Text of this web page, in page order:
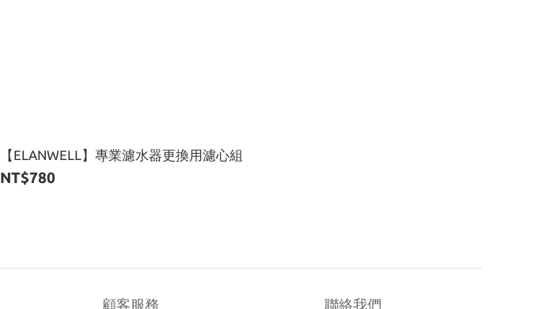
【ELANWELL】專業濾水器更換用濾心組
NT$780
顧客服務 聯絡我們